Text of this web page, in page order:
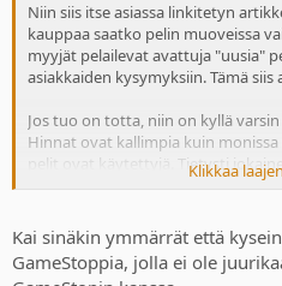
Niin siis itse asiassa linkitetyn
kauppaa saatko pelin muoveissa
myyjät pelailevat avattuja "uusia"
asiakkaiden kysymyksiin. Tämä
Jos tuo on totta, niin on kyllä
Hinnat ovat kallimpia kuin
pelit ovat käytettyjä. Tietysti
mutta touhu on silti vähintäänkin
Klikkaa
Kai sinäkin ymmärrät että
GameStoppia, jolla ei ole